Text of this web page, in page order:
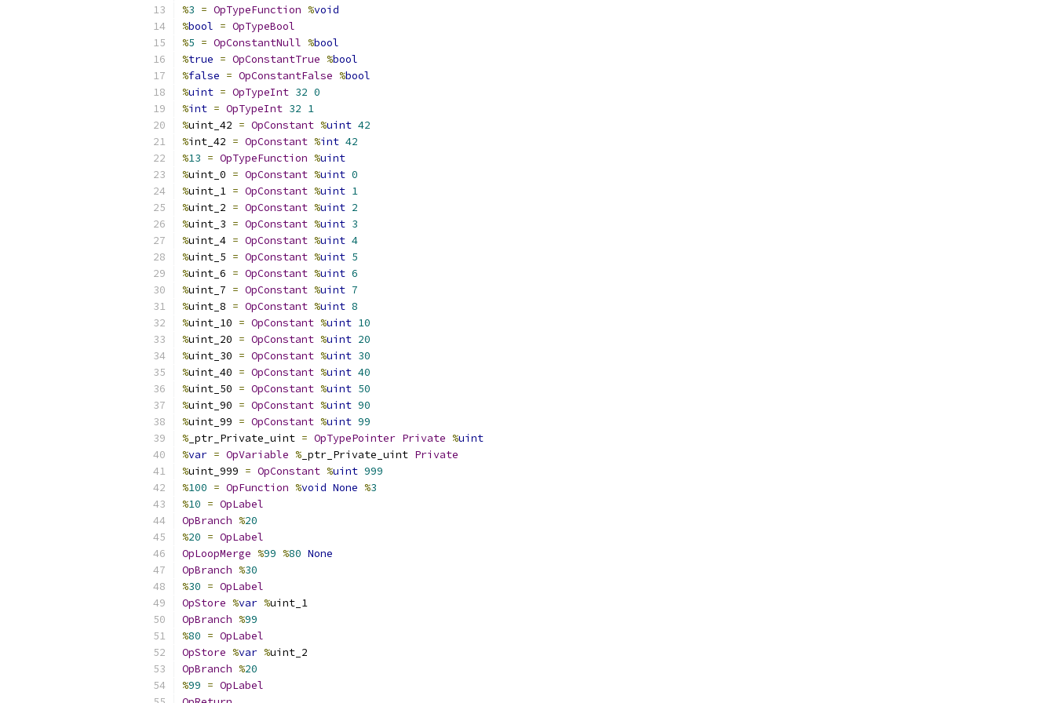
%3 = OpTypeFunction %void
%bool = OpTypeBool
%5 = OpConstantNull %bool
%true = OpConstantTrue %bool
%false = OpConstantFalse %bool
%uint = OpTypeInt 32 0
%int = OpTypeInt 32 1
%uint_42 = OpConstant %uint 42
%int_42 = OpConstant %int 42
%13 = OpTypeFunction %uint
%uint_0 = OpConstant %uint 0
%uint_1 = OpConstant %uint 1
%uint_2 = OpConstant %uint 2
%uint_3 = OpConstant %uint 3
%uint_4 = OpConstant %uint 4
%uint_5 = OpConstant %uint 5
%uint_6 = OpConstant %uint 6
%uint_7 = OpConstant %uint 7
%uint_8 = OpConstant %uint 8
%uint_10 = OpConstant %uint 10
%uint_20 = OpConstant %uint 20
%uint_30 = OpConstant %uint 30
%uint_40 = OpConstant %uint 40
%uint_50 = OpConstant %uint 50
%uint_90 = OpConstant %uint 90
%uint_99 = OpConstant %uint 99
% _ptr_Private_uint = OpTypePointer Private %uint
%var = OpVariable % _ptr_Private_uint Private
%uint_999 = OpConstant %uint 999
%100 = OpFunction %void None %3
%10 = OpLabel
OpBranch %20
%20 = OpLabel
OpLoopMerge %99 %80 None
OpBranch %30
%30 = OpLabel
OpStore %var %uint_1
OpBranch %99
%80 = OpLabel
OpStore %var %uint_2
OpBranch %20
%99 = OpLabel